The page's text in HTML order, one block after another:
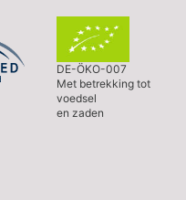
DE-ÖKO-007
Met betrekking tot
voedsel
en zaden